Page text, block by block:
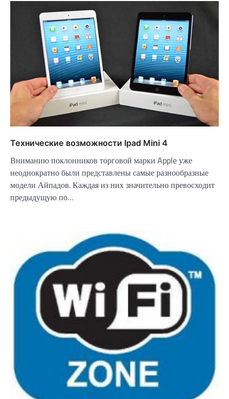
Технические возможности Ipad Mini 4
Вниманию поклонников торговой марки Apple уже
неоднократно были представлены самые разнообразные
модели Айпадов. Каждая из них значительно превосходит
предыдущую по…